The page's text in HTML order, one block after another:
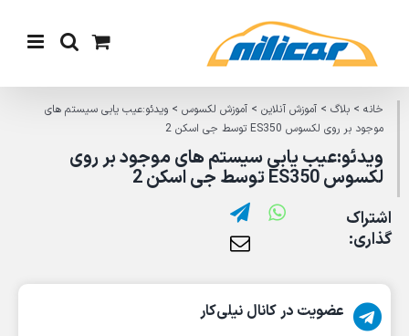
content
خانه> بلاگ> آموزش آنلاین> آموزش لکسوس> ویدئو:عیب یابی سیستم های
موجود بر روی لکسوس ES350 توسط جی اسکن 2
ویدئو:عیب یابی سیستم های موجود بر روی
لکسوس ES350 توسط جی اسکن 2
اشتراک
گذاری:
عضویت در کانال نیلی‌کار